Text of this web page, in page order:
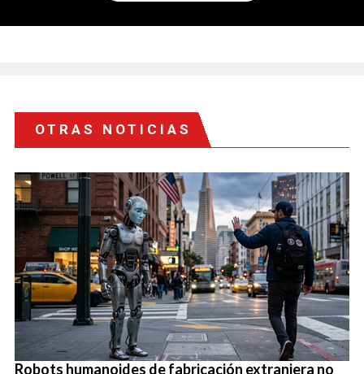
OTRAS NOTICIAS
Robots humanoides de fabricación extranjera no